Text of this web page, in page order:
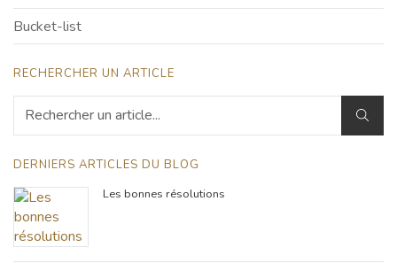
Bucket-list
RECHERCHER UN ARTICLE
DERNIERS ARTICLES DU BLOG
Les bonnes résolutions